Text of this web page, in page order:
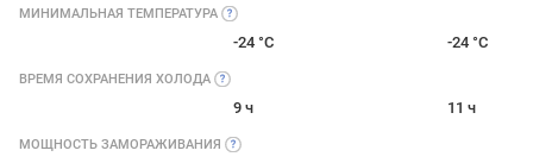
МИНИМАЛЬНАЯ ТЕМПЕРАТУРА
-24 °C -24 °C
ВРЕМЯ СОХРАНЕНИЯ ХОЛОДА
9 ч 11 ч
МОЩНОСТЬ ЗАМОРАЖИВАНИЯ